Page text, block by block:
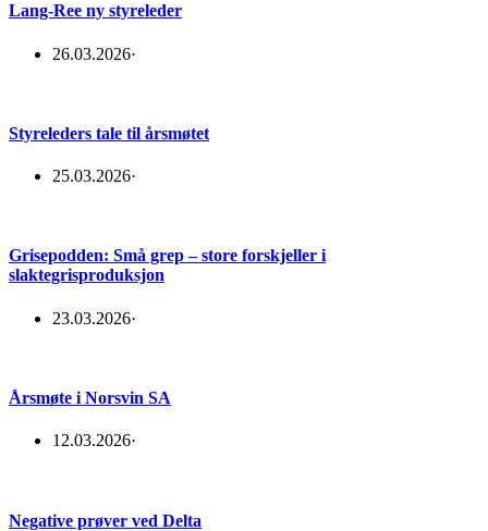
Lang-Ree ny styreleder
26.03.2026·
Styreleders tale til årsmøtet
25.03.2026·
Grisepodden: Små grep – store forskjeller i
slaktegrisproduksjon
23.03.2026·
Årsmøte i Norsvin SA
12.03.2026·
Negative prøver ved Delta